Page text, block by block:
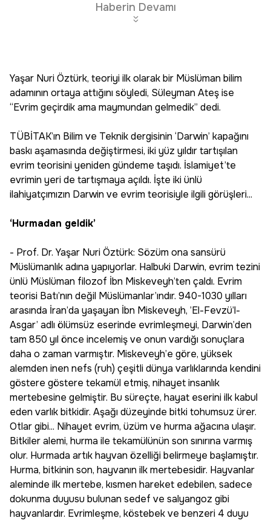
Haberin Devamı
Yaşar Nuri Öztürk, teoriyi ilk olarak bir Müslüman bilim
adamının ortaya attığını söyledi, Süleyman Ateş ise
“Evrim geçirdik ama maymundan gelmedik” dedi.
TÜBİTAK’ın Bilim ve Teknik dergisinin ‘Darwin’ kapağını
baskı aşamasında değiştirmesi, iki yüz yıldır tartışılan
evrim teorisini yeniden gündeme taşıdı. İslamiyet’te
evrimin yeri de tartışmaya açıldı. İşte iki ünlü
ilahiyatçımızın Darwin ve evrim teorisiyle ilgili görüşleri...
‘Hurmadan geldik’
- Prof. Dr. Yaşar Nuri Öztürk: Sözüm ona sansürü
Müslümanlık adına yapıyorlar. Halbuki Darwin, evrim tezini
ünlü Müslüman filozof İbn Miskeveyh’ten çaldı. Evrim
teorisi Batı’nın değil Müslümanlar’ındır. 940-1030 yılları
arasında İran’da yaşayan İbn Miskeveyh, ’El-Fevzü’l-
Asgar’ adlı ölümsüz eserinde evrimleşmeyi, Darwin’den
tam 850 yıl önce incelemiş ve onun vardığı sonuçlara
daha o zaman varmıştır. Miskeveyh’e göre, yüksek
alemden inen nefs (ruh) çeşitli dünya varlıklarında kendini
göstere göstere tekamül etmiş, nihayet insanlık
mertebesine gelmiştir. Bu süreçte, hayat eserini ilk kabul
eden varlık bitkidir. Aşağı düzeyinde bitki tohumsuz ürer.
Otlar gibi... Nihayet evrim, üzüm ve hurma ağacına ulaşır.
Bitkiler alemi, hurma ile tekamülünün son sınırına varmış
olur. Hurmada artık hayvan özelliği belirmeye başlamıştır.
Hurma, bitkinin son, hayvanın ilk mertebesidir. Hayvanlar
aleminde ilk mertebe, kısmen hareket edebilen, sadece
dokunma duyusu bulunan sedef ve salyangoz gibi
hayvanlardır. Evrimleşme, köstebek ve benzeri 4 duyu